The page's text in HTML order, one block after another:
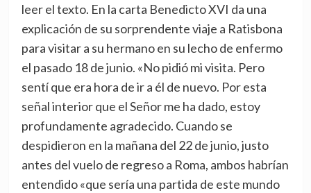
leer el texto. En la carta Benedicto XVI da una
explicación de su sorprendente viaje a Ratisbona
para visitar a su hermano en su lecho de enfermo
el pasado 18 de junio. «No pidió mi visita. Pero
sentí que era hora de ir a él de nuevo. Por esta
señal interior que el Señor me ha dado, estoy
profundamente agradecido. Cuando se
despidieron en la mañana del 22 de junio, justo
antes del vuelo de regreso a Roma, ambos habrían
entendido «que sería una partida de este mundo